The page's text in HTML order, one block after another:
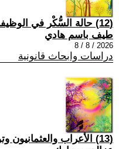
(12) حالة السُّكْر في الوظيفة العامة
طيف باسم هادي
2026 / 8 / 8
دراسات وابحاث قانونية
(13) الأعراب والعثمانيون وتونس